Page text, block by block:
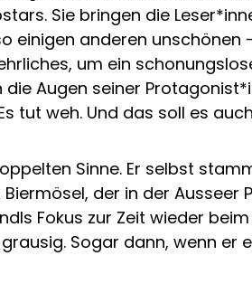
Sie bringen die
anderen unschönen
um ein
Augen seiner
tut weh. Und das soll es
Sinne. Er selbst
der in der Ausseer
Fokus zur Zeit wieder
Sogar dann, wenn er